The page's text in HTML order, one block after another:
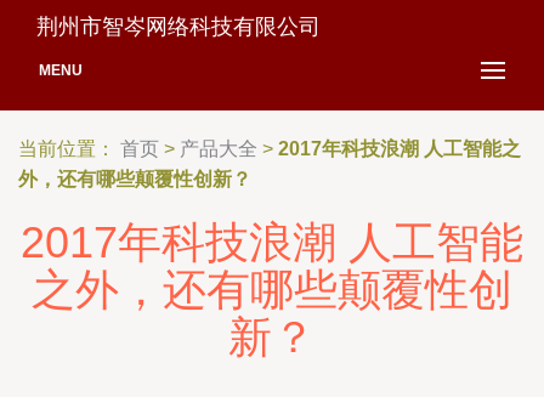
荆州市智岑网络科技有限公司
MENU
当前位置： 首页 > 产品大全 > 2017年科技浪潮 人工智能之
外，还有哪些颠覆性创新？
2017年科技浪潮 人工智能
之外，还有哪些颠覆性创
新？